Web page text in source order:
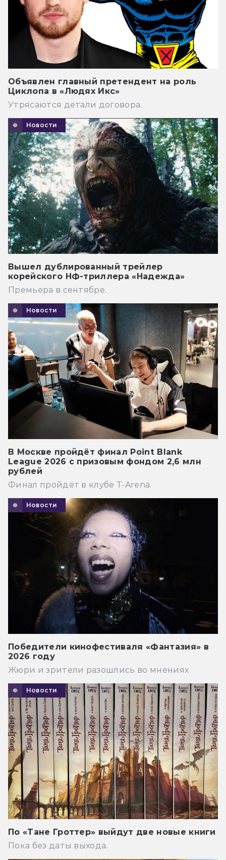
Объявлен главный претендент на роль
Циклопа в «Людях Икс»
Утрясаются детали договора.
Новости
Вышел дублированный трейлер
корейского НФ-триллера «Надежда»
Премьера в сентябре.
Новости
В Москве пройдёт финал Point Blank
League 2026 с призовым фондом 2,6 млн
рублей
Финал пройдёт в клубе T-Arena.
Новости
Победители кинофестиваля «Фантазия» в
2026 году
Жюри и зрители разошлись во мнениях
Новости
По «Тане Гроттер» выйдут две новые книги
Пока без даты выхода.